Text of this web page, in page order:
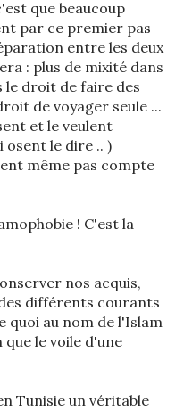
que beaucoup
par ce premier pas
entre les deux
: plus de mixité dans
le droit de faire des
de voyager seule ...
et le veulent
osent le dire .. )
même pas compte
! C'est la
nos acquis,
différents courants
quoi au nom de l'Islam
le voile d'une
Tunisie un véritable